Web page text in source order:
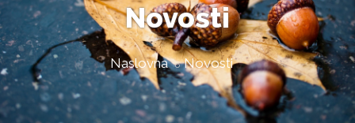
Novosti
Naslovna Novosti